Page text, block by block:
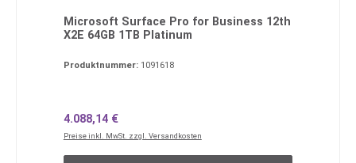
Microsoft Surface Pro for Business 12th
X2E 64GB 1TB Platinum
Produktnummer: 1091618
Regulärer Preis:
4.088,14 €
Preise inkl. MwSt. zzgl. Versandkosten